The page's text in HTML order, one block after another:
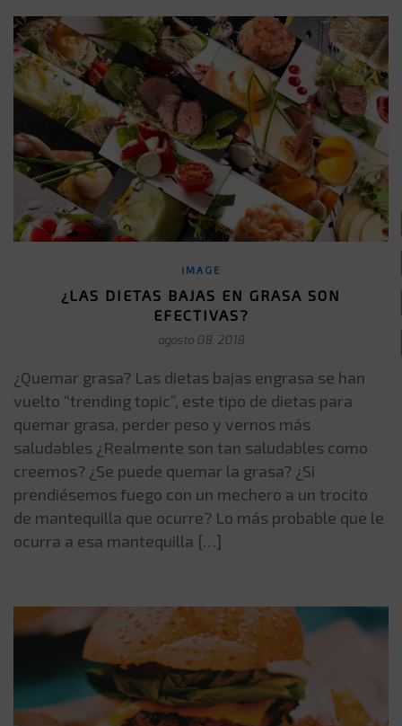
IMAGE
¿LAS DIETAS BAJAS EN GRASA SON
EFECTIVAS?
agosto 08, 2018
¿Quemar grasa? Las dietas bajas engrasa se han
vuelto “trending topic”, este tipo de dietas para
quemar grasa, perder peso y vernos más
saludables ¿Realmente son tan saludables como
creemos? ¿Se puede quemar la grasa? ¿Si
prendiésemos fuego con un mechero a un trocito
de mantequilla que ocurre? Lo más probable que le
ocurra a esa mantequilla […]